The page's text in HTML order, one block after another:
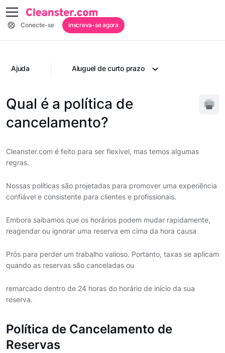
Conecte-se Inscreva-se agora
Ajuda Aluguel de curto prazo
Qual é a política de
cancelamento?
Cleanster.com é feito para ser flexível, mas temos algumas
regras.
Nossas políticas são projetadas para promover uma experiência
confiável e consistente para clientes e profissionais.
Embora saibamos que os horários podem mudar rapidamente,
reagendar ou ignorar uma reserva em cima da hora causa
Prós para perder um trabalho valioso. Portanto, taxas se aplicam
quando as reservas são canceladas ou
remarcado dentro de 24 horas do horário de início da sua
reserva.
Política de Cancelamento de
Reservas